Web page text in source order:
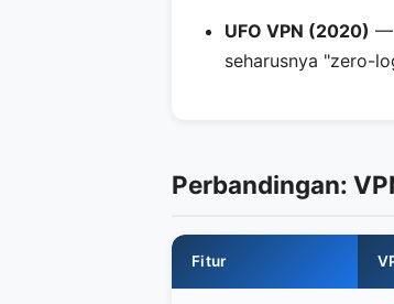
UFO VPN (2020) —
seharusnya "zero-
Perbandingan:
Fitur